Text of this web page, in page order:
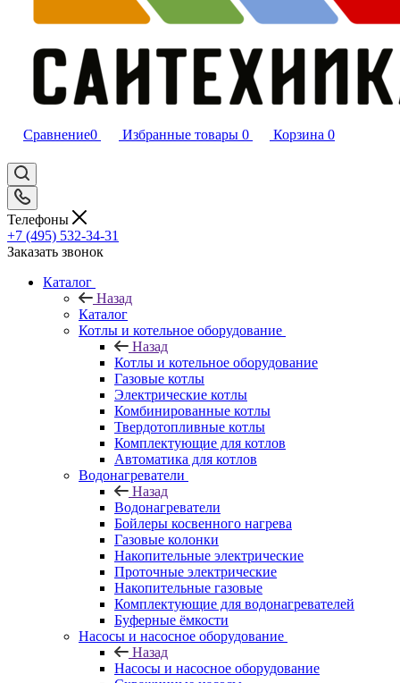
Сравнение0 Избранные товары 0 Корзина 0
Телефоны
+7 (495) 532‑34‑31
Заказать звонок
Каталог
Назад
Каталог
Котлы и котельное оборудование
Назад
Котлы и котельное оборудование
Газовые котлы
Электрические котлы
Комбинированные котлы
Твердотопливные котлы
Комплектующие для котлов
Автоматика для котлов
Водонагреватели
Назад
Водонагреватели
Бойлеры косвенного нагрева
Газовые колонки
Накопительные электрические
Проточные электрические
Накопительные газовые
Комплектующие для водонагревателей
Буферные ёмкости
Насосы и насосное оборудование
Назад
Насосы и насосное оборудование